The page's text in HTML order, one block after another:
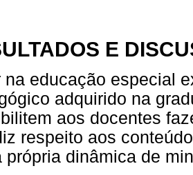
E
na educação especial
adquirido na
aos docentes
respeito aos
própria dinâmica de